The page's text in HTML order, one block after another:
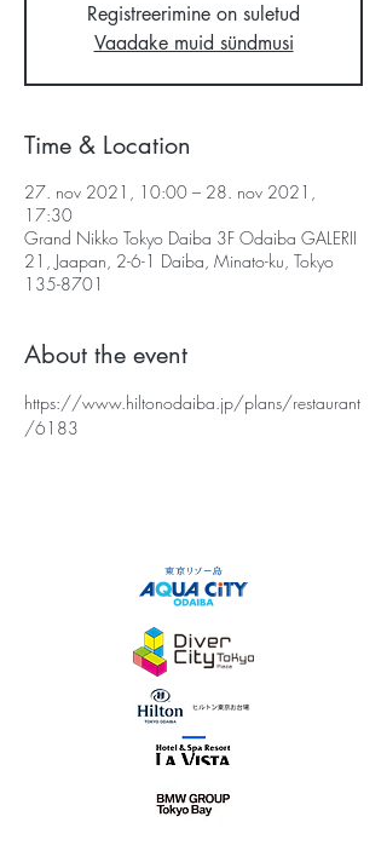
Registreerimine on suletud
Vaadake muid sündmusi
Time & Location
27. nov 2021, 10:00 – 28. nov 2021,
17:30
Grand Nikko Tokyo Daiba 3F Odaiba GALERII
21, Jaapan, 2-6-1 Daiba, Minato-ku, Tokyo
135-8701
About the event
https://www.hiltonodaiba.jp/plans/restaurant
/6183